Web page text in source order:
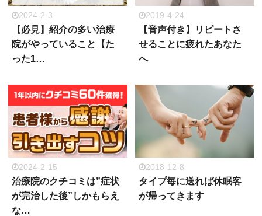
2024-2-3
【必見】紹介の多い治療
院がやっていること【た
った1…
2019-4-24
【音声付き】リピートさ
せることに疲れたあなた
へ
2024-2-15
治療院のクチコミは”症状
が完治した後”しかもらえ
な…
2018-12-8
タイプ毎に送れば休眠客
が帰ってきます